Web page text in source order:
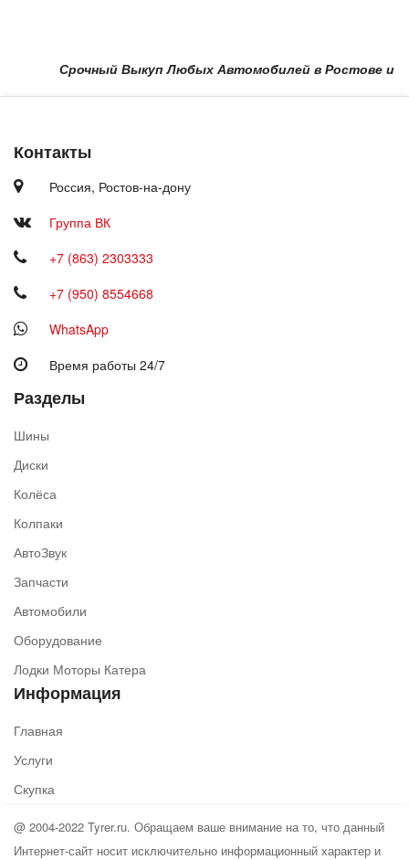
Срочный Выкуп Любых Автомобилей в Ростове и
Контакты
Россия, Ростов-на-дону
Группа ВК
+7 (863) 2303333
+7 (950) 8554668
WhatsApp
Время работы 24/7
Разделы
Шины
Диски
Колёса
Колпаки
АвтоЗвук
Запчасти
Автомобили
Оборудование
Лодки Моторы Катера
Информация
Главная
Услуги
Скупка
@ 2004-2022 Tyrer.ru. Обращаем ваше внимание на то, что данный
Интернет-сайт носит исключительно информационный характер и